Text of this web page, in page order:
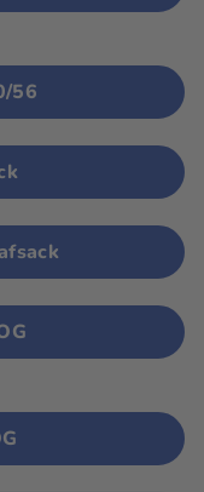
56